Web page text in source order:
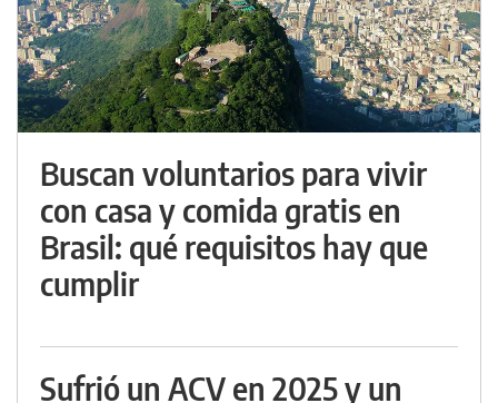
Buscan voluntarios para vivir
con casa y comida gratis en
Brasil: qué requisitos hay que
cumplir
Sufrió un ACV en 2025 y un